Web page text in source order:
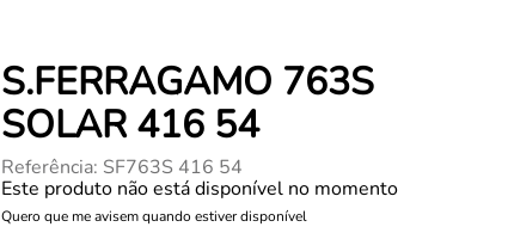
S.FERRAGAMO 763S
SOLAR 416 54
Referência: SF763S 416 54
Este produto não está disponível no momento
Quero que me avisem quando estiver disponível